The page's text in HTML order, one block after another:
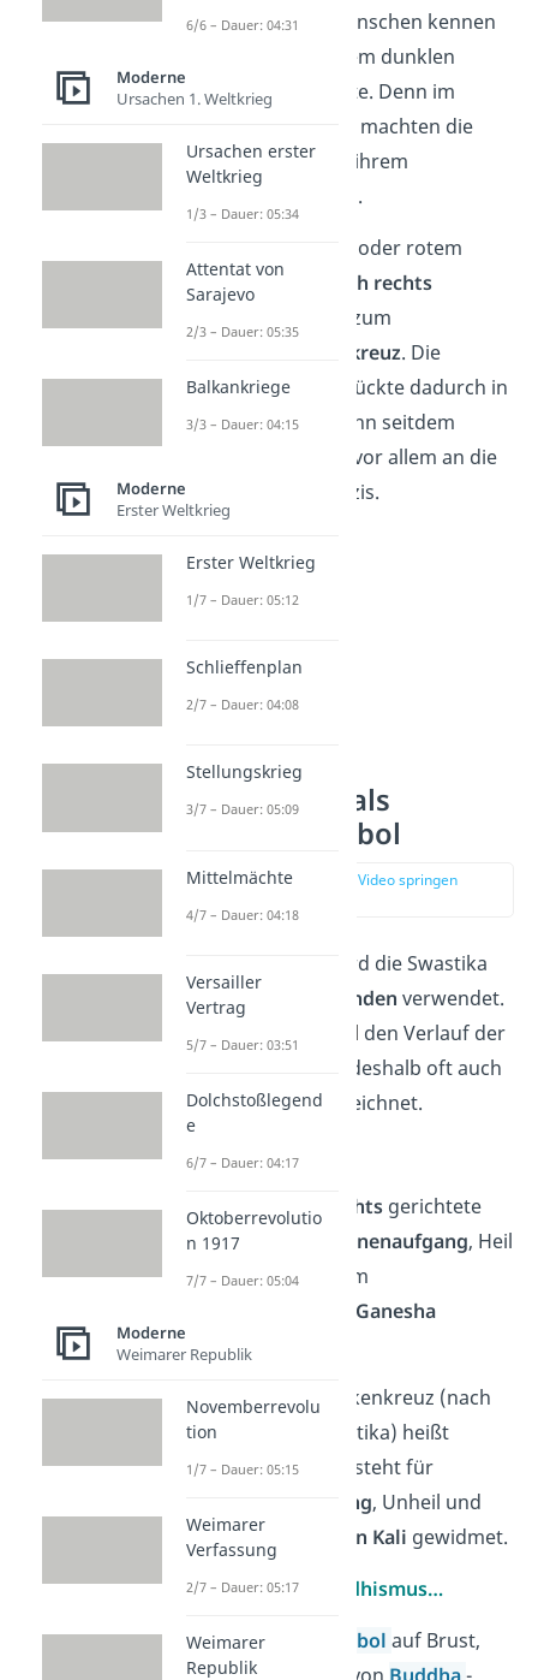
Doch die meisten Menschen kennen
die Swastika aus einem dunklen
Kapitel der Geschichte. Denn im
machten die
Nazis das Symbol zu ihrem
Erkennungsmerkmal .
Schwarz auf weißem oder rotem
Grund wurde die
nach rechts
Swastika zum
Hakenkreuz. Die
positive Bedeutung rückte dadurch in
den Hintergrund. Denn seitdem
erinnert das Symbol vor allem an die
Grausamkeit
der Nazis.
Die Swastika als
positives Symbol
zur Stelle im Video springen
In vielen Kulturen wird die Swastika
schon seit
Jahrtausenden verwendet.
Sie stellt
zum Beispiel den Verlauf der
Sonne dar und wird deshalb oft auch
als „Sonnenrad“ bezeichnet.
Im Hinduismus…
steht eine nach rechtsgerichtete
Swastika für den
Sonnenaufgang, Heil
und Leben. Sie ist dem
Ganesha
gewidmet.
Dasumgedrehte
Hakenkreuz (nach
links gerichtete Swastika) heißt
auchSauwastika
. Es steht für
Sonnenuntergang, Unheil und
Tod und ist der
Göttin Kali gewidmet.
Im japanischen Buddhismus…
…findet sich das
Symbol auf Brust,
6/6 – Dauer: 04:31
Moderne
Ursachen 1. Weltkrieg
Ursachen erster
Weltkrieg
1/3 – Dauer: 05:34
Attentat von
Sarajevo
2/3 – Dauer: 05:35
Balkankriege
3/3 – Dauer: 04:15
Moderne
Erster Weltkrieg
Erster Weltkrieg
1/7 – Dauer: 05:12
Schlieffenplan
2/7 – Dauer: 04:08
Stellungskrieg
3/7 – Dauer: 05:09
Mittelmächte
4/7 – Dauer: 04:18
Versailler
Vertrag
5/7 – Dauer: 03:51
Dolchstoßlegend
e
6/7 – Dauer: 04:17
Oktoberrevolutio
n 1917
7/7 – Dauer: 05:04
Moderne
Weimarer Republik
Novemberrevolu
tion
1/7 – Dauer: 05:15
Weimarer
Verfassung
2/7 – Dauer: 05:17
Weimarer
Republik